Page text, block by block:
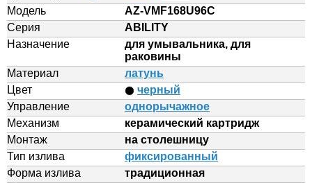
Модель
AZ-VMF168U96C
Серия
ABILITY
Назначение
для умывальника, для
раковины
Материал
латунь
Цвет
черный
Управление
однорычажное
Механизм
керамический картридж
Монтаж
на столешницу
Тип излива
фиксированный
Форма излива
традиционная